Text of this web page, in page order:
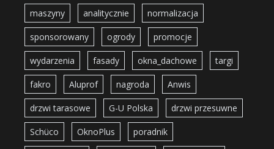
maszyny analitycznie normalizacja
sponsorowany ogrody promocje
wydarzenia fasady okna_dachowe targi
fakro Aluprof nagroda Anwis
drzwi tarasowe G-U Polska drzwi przesuwne
Schüco OknoPlus poradnik